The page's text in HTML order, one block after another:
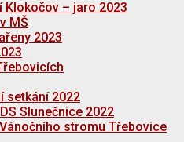
Klokočov – jaro 2023
MŠ
2023
setkání 2022
Slunečnice 2022
stromu Třebovice